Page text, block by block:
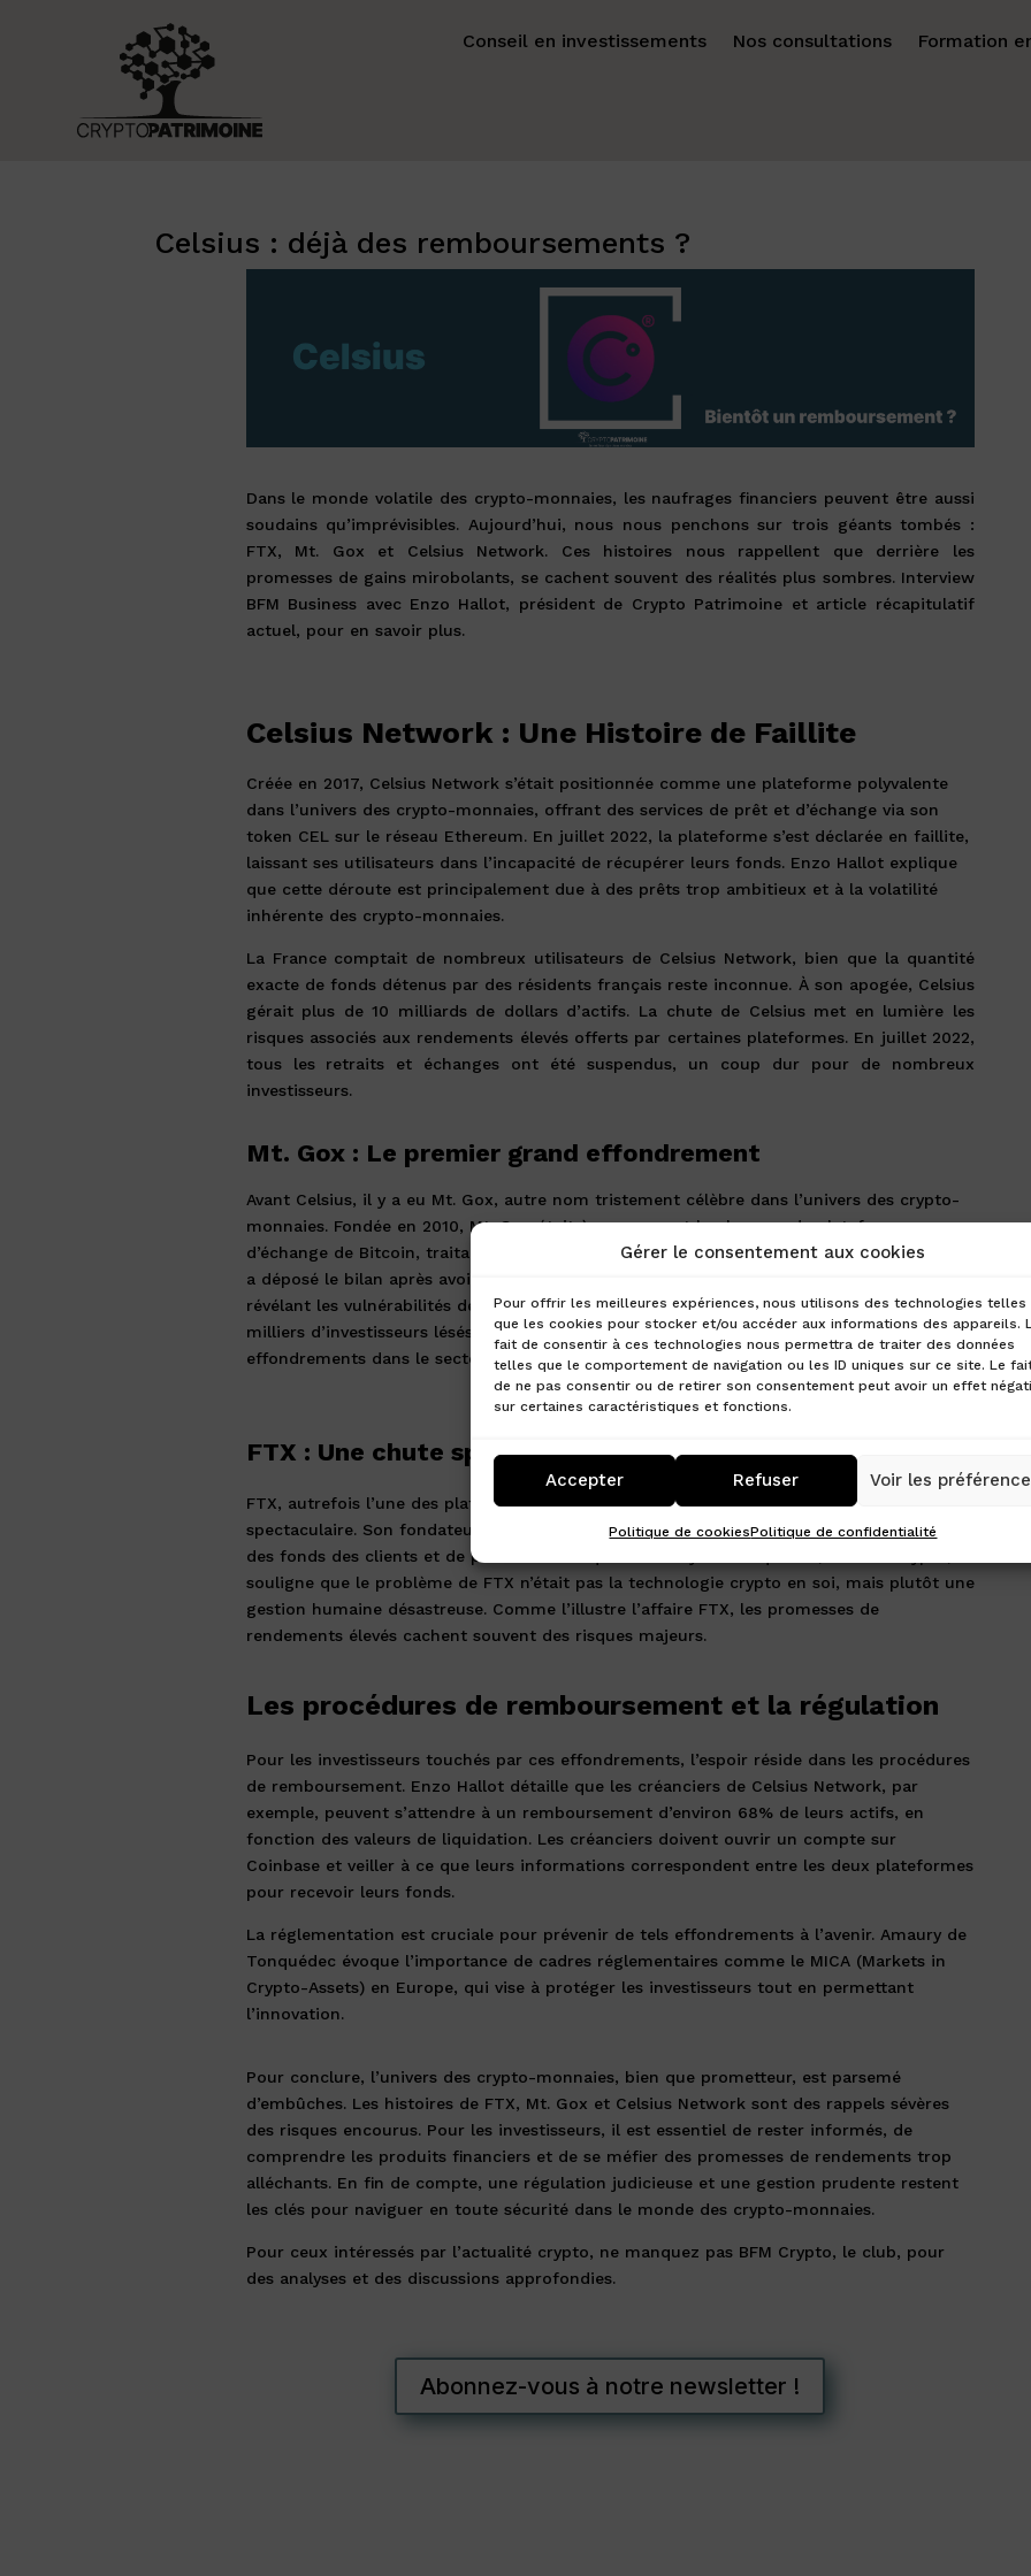
Gérer le consentement aux cookies
Pour offrir les meilleures expériences, nous utilisons des technologies telles
que les cookies pour stocker et/ou accéder aux informations des appareils.
fait de consentir à ces technologies nous permettra de traiter des données
telles que le comportement de navigation ou les ID uniques sur ce site. Le
de ne pas consentir ou de retirer son consentement peut avoir un effet
sur certaines caractéristiques et fonctions.
Accepter Refuser Voir les
Politique de cookiesPolitique de confidentialité
Conseil en investissements Nos consultations Formation
Celsius : déjà des remboursements ?
Dans le monde volatile des crypto-monnaies, les naufrages financiers peuvent être aussi
soudains qu’imprévisibles. Aujourd’hui, nous nous penchons sur trois géants tombés :
FTX, Mt. Gox et Celsius Network. Ces histoires nous rappellent que derrière les
promesses de gains mirobolants, se cachent souvent des réalités plus sombres. Interview
BFM Business avec Enzo Hallot, président de Crypto Patrimoine et article récapitulatif
actuel, pour en savoir plus.
Celsius Network : Une Histoire de Faillite
Créée en 2017, Celsius Network s’était positionnée comme une plateforme polyvalente
dans l’univers des crypto-monnaies, offrant des services de prêt et d’échange via son
token CEL sur le réseau Ethereum. En juillet 2022, la plateforme s’est déclarée en faillite,
laissant ses utilisateurs dans l’incapacité de récupérer leurs fonds. Enzo Hallot explique
que cette déroute est principalement due à des prêts trop ambitieux et à la volatilité
inhérente des crypto-monnaies.
La France comptait de nombreux utilisateurs de Celsius Network, bien que la quantité
exacte de fonds détenus par des résidents français reste inconnue. À son apogée, Celsius
gérait plus de 10 milliards de dollars d’actifs. La chute de Celsius met en lumière les
risques associés aux rendements élevés offerts par certaines plateformes. En juillet 2022,
tous les retraits et échanges ont été suspendus, un coup dur pour de nombreux
investisseurs.
Mt. Gox : Le premier grand effondrement
Avant Celsius, il y a eu Mt. Gox, autre nom tristement célèbre dans l’univers des crypto-
monnaies. Fondée en 2010, Mt. Gox était à un moment la plus grande plateforme
d’échange de Bitcoin, traitant près de 70% des transactions mondiales. En 2014, Mt. Gox
a déposé le bilan après avoir perdu 850 000 Bitcoins dans une série de piratages,
révélant les vulnérabilités de l’infrastructure de la plateforme. Le scandale a laissé des
milliers d’investisseurs lésés et a marqué l’histoire comme l’un des plus grands
effondrements dans le secteur des crypto-monnaies.
FTX : Une chute spectaculaire
FTX, autrefois l’une des plateformes les plus prometteuses, a connu une chute tout aussi
spectaculaire. Son fondateur, Sam Bankman-Fried (SBF), est accusé de mauvaise gestion
des fonds des clients et de placements risqués. Amaury de Tonquédec, de BFM Crypto,
souligne que le problème de FTX n’était pas la technologie crypto en soi, mais plutôt une
gestion humaine désastreuse. Comme l’illustre l’affaire FTX, les promesses de
rendements élevés cachent souvent des risques majeurs.
Les procédures de remboursement et la régulation
Pour les investisseurs touchés par ces effondrements, l’espoir réside dans les procédures
de remboursement. Enzo Hallot détaille que les créanciers de Celsius Network, par
exemple, peuvent s’attendre à un remboursement d’environ 68% de leurs actifs, en
fonction des valeurs de liquidation. Les créanciers doivent ouvrir un compte sur
Coinbase et veiller à ce que leurs informations correspondent entre les deux plateformes
pour recevoir leurs fonds.
La réglementation est cruciale pour prévenir de tels effondrements à l’avenir. Amaury de
Tonquédec évoque l’importance de cadres réglementaires comme le MICA (Markets in
Crypto-Assets) en Europe, qui vise à protéger les investisseurs tout en permettant
l’innovation.
Pour conclure, l’univers des crypto-monnaies, bien que prometteur, est parsemé
d’embûches. Les histoires de FTX, Mt. Gox et Celsius Network sont des rappels sévères
des risques encourus. Pour les investisseurs, il est essentiel de rester informés, de
comprendre les produits financiers et de se méfier des promesses de rendements trop
alléchants. En fin de compte, une régulation judicieuse et une gestion prudente restent
les clés pour naviguer en toute sécurité dans le monde des crypto-monnaies.
Pour ceux intéressés par l’actualité crypto, ne manquez pas BFM Crypto, le club, pour
des analyses et des discussions approfondies.
Abonnez-vous à notre newsletter !